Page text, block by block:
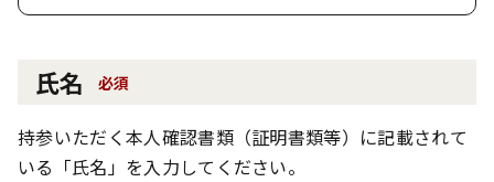
氏名 必須
持参いただく本人確認書類（証明書類等）に記載されて
いる「氏名」を入力してください。